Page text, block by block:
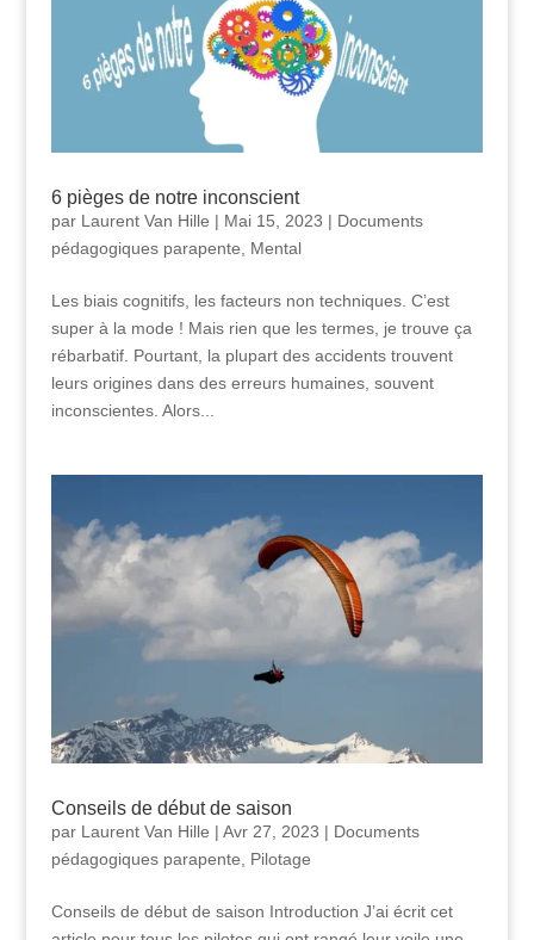
6 pièges de notre inconscient
par Laurent Van Hille | Mai 15, 2023 | Documents
pédagogiques parapente
Mental
Les biais cognitifs, les facteurs non techniques. C’est
super à la mode ! Mais rien que les termes, je trouve ça
rébarbatif. Pourtant, la plupart des accidents trouvent
leurs origines dans des erreurs humaines, souvent
inconscientes. Alors...
Conseils de début de saison
par Laurent Van Hille | Avr 27, 2023 | Documents
pédagogiques parapente
Pilotage
Conseils de début de saison Introduction J’ai écrit cet